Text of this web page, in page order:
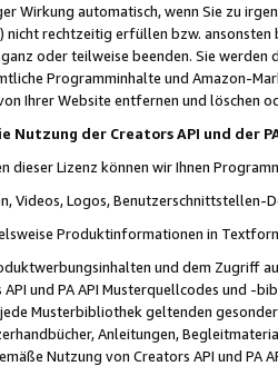
Wirkung automatisch, wenn Sie zu
rechtzeitig erfüllen bzw. ansonsten
oder teilweise beenden. Sie werden
Programminhalte und Amazon-
Ihrer Website entfernen und löschen
Nutzung der Creators API und der
dieser Lizenz können wir Ihnen
Videos, Logos, Benutzerschnittstellen-
Produktinformationen in
und dem Zugriff
API und PA API Musterquellcodes und
Musterbibliothek geltenden
Anleitungen,
Nutzung von Creators API und PA